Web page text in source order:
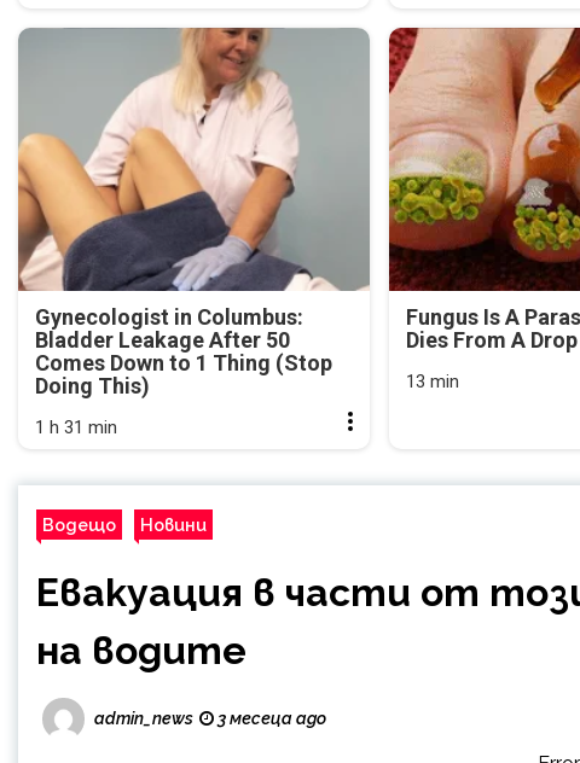
Gynecologist in Columbus:
Bladder Leakage After 50
Comes Down to 1 Thing (Stop
Doing This)
1 h 31 min
Fungus Is A
Dies From A
13 min
Водещо Новини
Евакуация в части от
на водите
admin_news 3 месеца ago